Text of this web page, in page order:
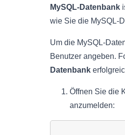
MySQL-Datenbank
wie Sie die MySQL-
Um die MySQL-
Benutzer angeben.
Datenbank
Öffnen Sie die
anzumelden: